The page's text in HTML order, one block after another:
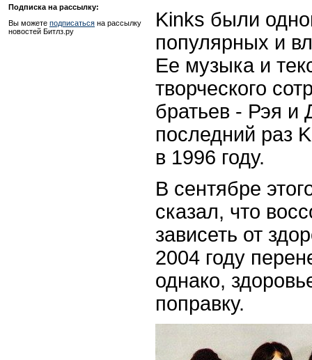
Подписка на рассылку:
Вы можете подписаться на рассылку
новостей Битлз.ру
Kinks были
популярных и
Ее музыка и
творческого
братьев - Рэя и
последний раз
в 1996 году.
В сентябре
сказал, что
зависеть от
2004 году
однако,
поправку.